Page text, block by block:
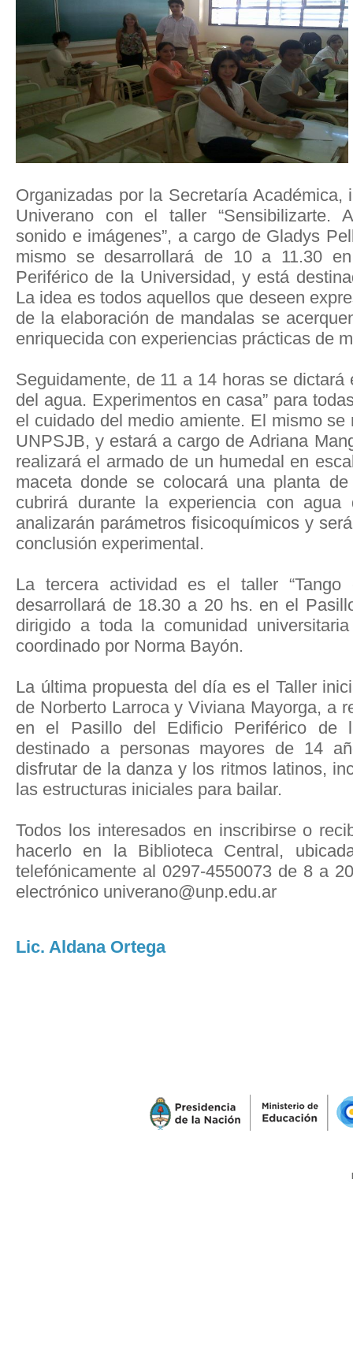
Organizadas por la Secretaría
Univerano con el taller “Sensibilizarte.
sonido e imágenes”, a cargo de Gladys
mismo se desarrollará de 10 a 11.30
Periférico de la Universidad, y está
La idea es todos aquellos que deseen
de la elaboración de mandalas se
enriquecida con experiencias prácticas de
Seguidamente, de 11 a 14 horas se dictará
del agua. Experimentos en casa” para
el cuidado del medio amiente. El mismo
UNPSJB, y estará a cargo de Adriana
realizará el armado de un humedal en
maceta donde se colocará una planta
cubrirá durante la experiencia con
analizarán parámetros fisicoquímicos y
conclusión experimental.
La tercera actividad es el taller
desarrollará de 18.30 a 20 hs. en el
dirigido a toda la comunidad
coordinado por Norma Bayón.
La última propuesta del día es el Taller
de Norberto Larroca y Viviana Mayorga, a
en el Pasillo del Edificio Periférico de
destinado a personas mayores de 14
disfrutar de la danza y los ritmos latinos,
las estructuras iniciales para bailar.
Todos los interesados en inscribirse o
hacerlo en la Biblioteca Central,
telefónicamente al 0297-4550073 de 8 a
electrónico univerano@unp.edu.ar
Lic. Aldana Ortega